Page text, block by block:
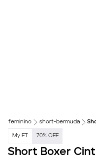
feminino short-bermuda
My FT 70% OFF
Short Boxer